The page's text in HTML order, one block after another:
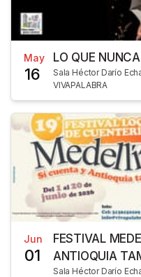
May
16
LO QUE
Sala Héctor Darío
VIVAPALABRA
Jun
01
FESTIVAL
ANTIOQUIA
Sala Héctor Darío